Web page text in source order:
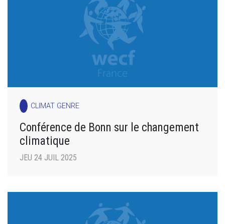
CLIMAT GENRE
Conférence de Bonn sur le changement
climatique
JEU 24 JUIL 2025